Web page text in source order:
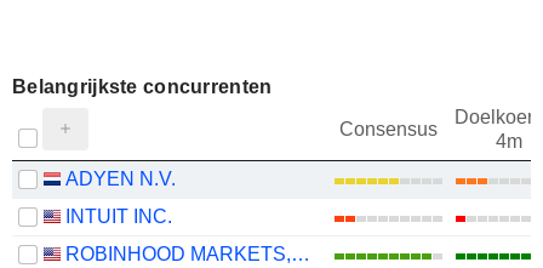
Belangrijkste concurrenten
Consensus
4m
ADYEN N.V.
INTUIT INC.
ROBINHOOD MARKETS, INC.